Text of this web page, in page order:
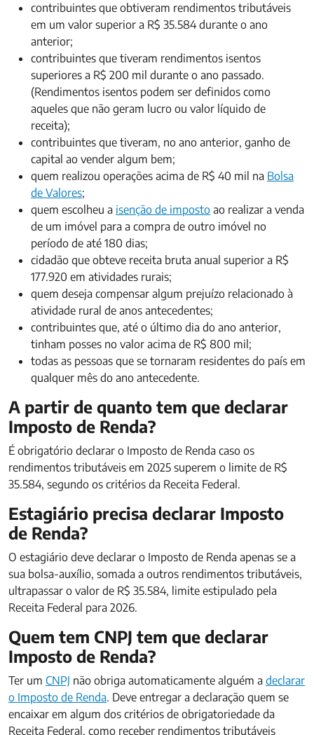
contribuintes que obtiveram rendimentos tributáveis
em um valor superior a R$ 35.584 durante o ano
anterior;
contribuintes que tiveram rendimentos isentos
superiores a R$ 200 mil durante o ano passado.
(Rendimentos isentos podem ser definidos como
aqueles que não geram lucro ou valor líquido de
receita);
contribuintes que tiveram, no ano anterior, ganho de
capital ao vender algum bem;
quem realizou operações acima de R$ 40 mil na Bolsa
de Valores;
quem escolheu a isenção de imposto ao realizar a venda
de um imóvel para a compra de outro imóvel no
período de até 180 dias;
cidadão que obteve receita bruta anual superior a R$
177.920 em atividades rurais;
quem deseja compensar algum prejuízo relacionado à
atividade rural de anos antecedentes;
contribuintes que, até o último dia do ano anterior,
tinham posses no valor acima de R$ 800 mil;
todas as pessoas que se tornaram residentes do país em
qualquer mês do ano antecedente.
A partir de quanto tem que declarar
Imposto de Renda?
É obrigatório declarar o Imposto de Renda caso os
rendimentos tributáveis em 2025 superem o limite de R$
35.584, segundo os critérios da Receita Federal.
Estagiário precisa declarar Imposto
de Renda?
O estagiário deve declarar o Imposto de Renda apenas se a
sua bolsa-auxílio, somada a outros rendimentos tributáveis,
ultrapassar o valor de R$ 35.584, limite estipulado pela
Receita Federal para 2026.
Quem tem CNPJ tem que declarar
Imposto de Renda?​
Ter um CNPJ não obriga automaticamente alguém a declarar
o Imposto de Renda. Deve entregar a declaração quem se
encaixar em algum dos critérios de obrigatoriedade da
Receita Federal, como receber rendimentos tributáveis